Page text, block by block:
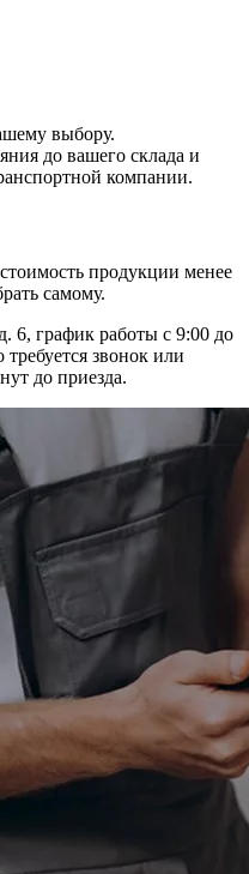
выбору.
до вашего склада и
компании.
продукции менее
самому.
6, график работы с 9:00 до
звонок или
до приезда.